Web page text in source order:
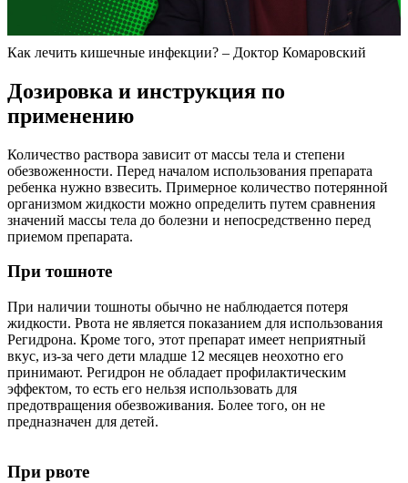
Как лечить кишечные инфекции? – Доктор Комаровский
Дозировка и инструкция по
применению
Количество раствора зависит от массы тела и степени
обезвоженности. Перед началом использования препарата
ребенка нужно взвесить. Примерное количество потерянной
организмом жидкости можно определить путем сравнения
значений массы тела до болезни и непосредственно перед
приемом препарата.
При тошноте
При наличии тошноты обычно не наблюдается потеря
жидкости. Рвота не является показанием для использования
Регидрона. Кроме того, этот препарат имеет неприятный
вкус, из-за чего дети младше 12 месяцев неохотно его
принимают. Регидрон не обладает профилактическим
эффектом, то есть его нельзя использовать для
предотвращения обезвоживания. Более того, он не
предназначен для детей.
При рвоте